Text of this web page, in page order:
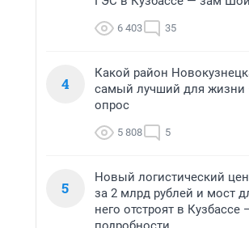
6 403 35
4
Какой район
самый лучший для жизни
опрос
5 808 5
5
Новый логистический
за 2 млрд рублей и мост
него отстроят в Кузбассе